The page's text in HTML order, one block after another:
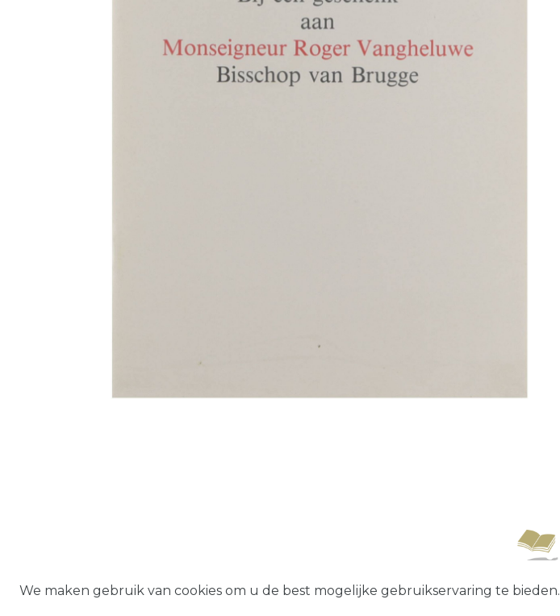
Herroepings­recht Data­privacy­verklaring
We maken gebruik van cookies om u de best mogelijke gebruikservaring te bieden.